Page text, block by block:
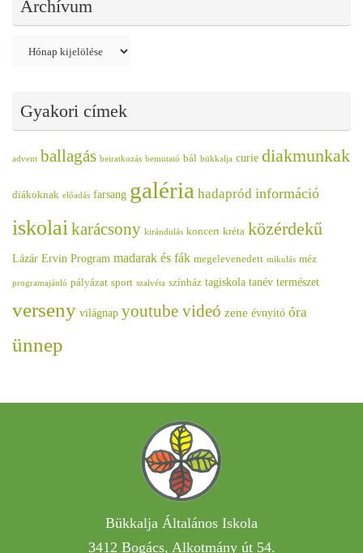
Archívum
Archívum
Gyakori címek
advent ballagás beiratkozás bemutató bál bükkalja curie diakmunkak
diákoknak előadás farsang galéria hadapród információ
iskolai karácsony kirándulás koncert kréta közérdekű
Lázár Ervin Program madarak és fák megelevenedett mikulás méz
programajánló pályázat sport szalvéta színház tagiskola tanév természet
verseny világnap youtube videó zene évnyitó óra
ünnep
Bükkalja Általános Iskola
3412 Bogács, Alkotmány út 54.